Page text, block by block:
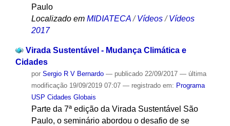
Paulo
Localizado em MIDIATECA /Vídeos /Vídeos
2017
Virada Sustentável - Mudança Climática e
Cidades
por Sergio R V Bernardo — publicado22/09/2017 — última
modificação19/09/2019 07:07 — registrado em: Programa
USP Cidades Globais
Parte da 7ª edição da Virada Sustentável São
Paulo, o seminário abordou o desafio de se